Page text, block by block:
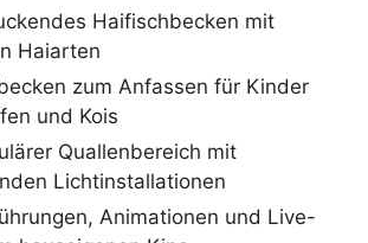
Haifischbecken mit
Haiarten
zum Anfassen für Kinder
und Kois
Quallenbereich mit
Lichtinstallationen
Animationen und Live-